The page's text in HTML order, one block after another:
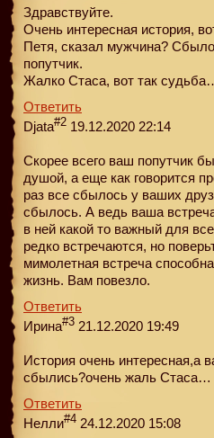
Здравствуйте.
Очень интересная история,
Петя, сказал мужчина?
попутчик.
Жалко Стаса, вот так
Ответить
Djata#2 19.12.2020 22:14
Скорее всего ваш попутчик
душой, а еще как говорится
раз все сбылось у ваших
сбылось. А ведь ваша
в ней какой то важный для
редко встречаются, но
мимолетная встреча
жизнь. Вам повезло.
Ответить
Ирина#3 21.12.2020 19:49
История очень интересная,а
сбылись?очень жаль Стаса…
Ответить
Нелли#4 24.12.2020 15:08